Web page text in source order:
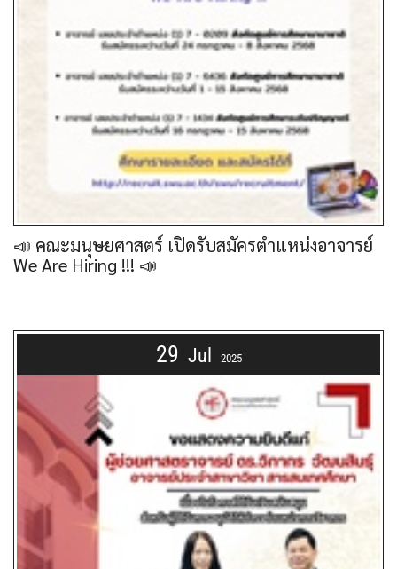
📣 คณะมนุษยศาสตร์ เปิดรับสมัครตำแหน่งอาจารย์
We Are Hiring !!! 📣
29 Jul 2025